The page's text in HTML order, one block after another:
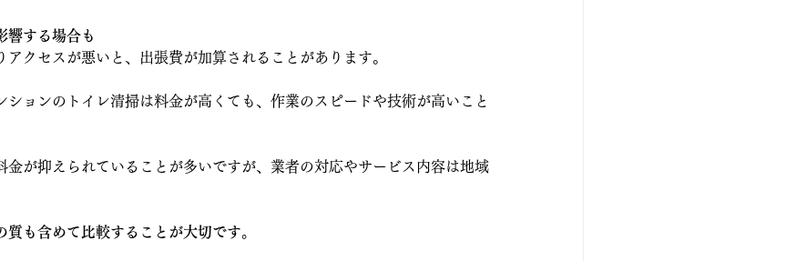
響する場合も
アクセスが悪いと、出張費が加算されることがあります。
ションのトイレ清掃は料金が高くても、作業のスピードや技術が高いこと
金が抑えられていることが多いですが、業者の対応やサービス内容は地域
も含めて比較することが大切です。